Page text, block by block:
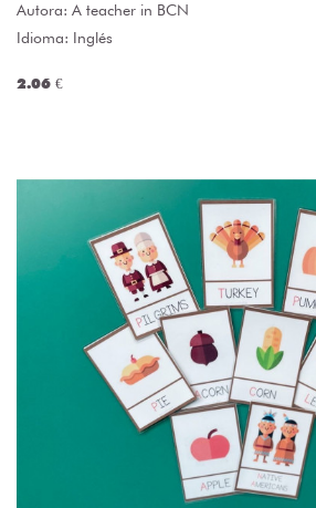
Autora: A teacher in BCN
Idioma: Inglés
2.06 €